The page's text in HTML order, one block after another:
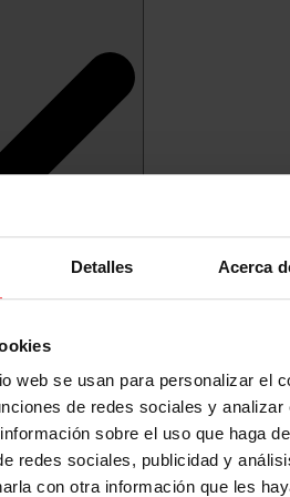
Detalles Acerca
web se usan para personalizar el
de redes sociales y analizar
sobre el uso que haga
redes sociales, publicidad y
con otra información que les